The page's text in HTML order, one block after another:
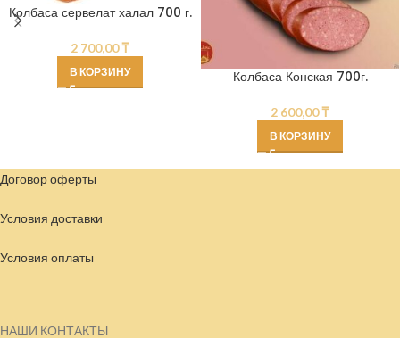
Колбаса сервелат халал 700 г.
2 700,00₸
В КОРЗИНУ Колбаса Конская 700г.
2 600,00₸
В КОРЗИНУ
Договор оферты
Условия доставки
Условия оплаты
НАШИ КОНТАКТЫ